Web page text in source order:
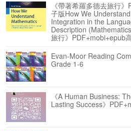
《帶著希羅多德去旅行
子版How We
Integration in the
Description
旅行》PDF+mobi+epub
Evan-Moor Reading
Grade 1-6
《A Human Business:
Lasting Success》